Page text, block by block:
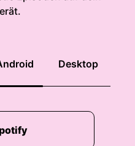
eine kleine
kannst wer
ich dir ganz viel
und guten Morgen.
Desktop